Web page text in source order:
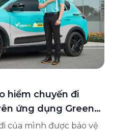
hiểm chuyến đi
ứng dụng Green
của mình được bảo vệ